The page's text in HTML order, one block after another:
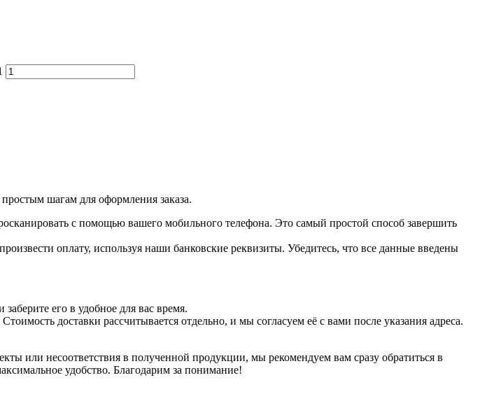
шагам для оформления заказа.
с помощью вашего мобильного телефона. Это самый простой способ завершить
оплату, используя наши банковские реквизиты. Убедитесь, что все данные введены
его в удобное для вас время.
доставки рассчитывается отдельно, и мы согласуем её с вами после указания адреса.
или несоответствия в полученной продукции, мы рекомендуем вам сразу обратиться в
удобство. Благодарим за понимание!